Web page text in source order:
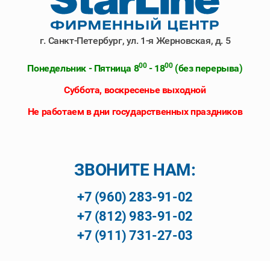
г. Санкт-Петербург, ул. 1-я Жерновская, д. 5
Понедельник - Пятница 800- 1800(без перерыва)
Суббота, воскресенье выходной
ЗВОНИТЕ НАМ:
+7 (960) 283-91-02
+7 (812) 983-91-02